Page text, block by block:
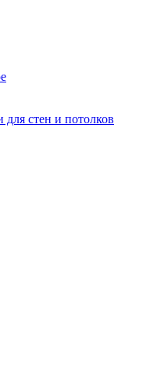
стен и потолков